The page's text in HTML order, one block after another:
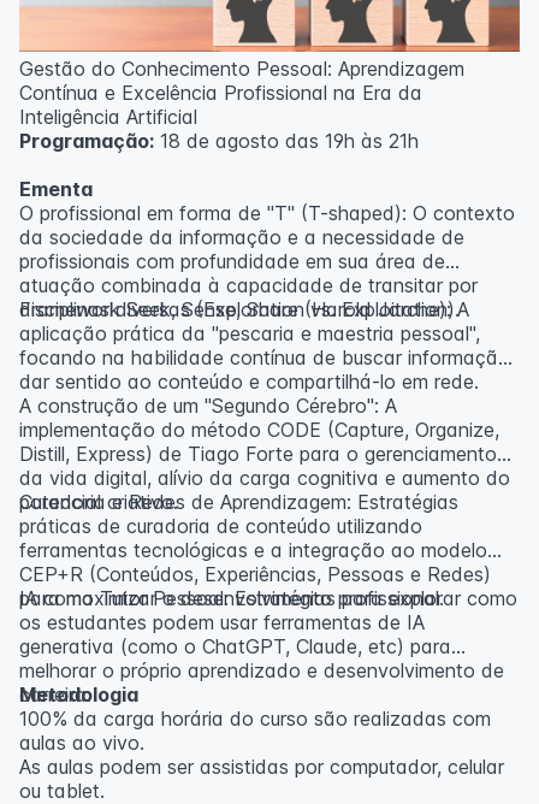
Gestão do Conhecimento Pessoal: Aprendizagem
Contínua e Excelência Profissional na Era da
Inteligência Artificial
Programação: 18 de agosto das 19h às 21h
Ementa
O profissional em forma de "T" (T-shaped): O contexto
da sociedade da informação e a necessidade de
profissionais com profundidade em sua área de
atuação combinada à capacidade de transitar por
disciplinas diversas (Exploration vs. Exploitation).
Framework Seek, Sense, Share (Harold Jarche): A
aplicação prática da "pescaria e maestria pessoal",
focando na habilidade contínua de buscar informação,
dar sentido ao conteúdo e compartilhá-lo em rede.
A construção de um "Segundo Cérebro": A
implementação do método CODE (Capture, Organize,
Distill, Express) de Tiago Forte para o gerenciamento
da vida digital, alívio da carga cognitiva e aumento do
potencial criativo.
Curadoria e Redes de Aprendizagem: Estratégias
práticas de curadoria de conteúdo utilizando
ferramentas tecnológicas e a integração ao modelo
CEP+R (Conteúdos, Experiências, Pessoas e Redes)
para maximizar o desenvolvimento profissional.
IA como Tutor Pessoal: Estratégias para explorar como
os estudantes podem usar ferramentas de IA
generativa (como o ChatGPT, Claude, etc) para
melhorar o próprio aprendizado e desenvolvimento de
carreira.
Metodologia
100% da carga horária do curso são realizadas com
aulas ao vivo.
As aulas podem ser assistidas por computador, celular
ou tablet.